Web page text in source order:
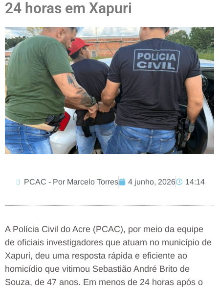
24 horas em Xapuri
PCAC - Por Marcelo Torres 4 junho, 2026 14:14
A Polícia Civil do Acre (PCAC), por meio da equipe
de oficiais investigadores que atuam no município de
Xapuri, deu uma resposta rápida e eficiente ao
homicídio que vitimou Sebastião André Brito de
Souza, de 47 anos. Em menos de 24 horas após o